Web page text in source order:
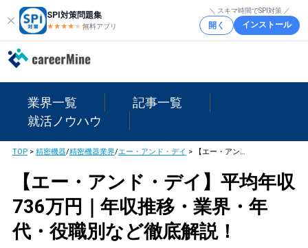
SPI対策問題集
★★★★ ★★
無料アプリ
＼ スキマ時間でSPI対策 ／
開く インストール
業界一覧
記事一覧
就活ノウハウ
TOP> 精密機器/精密機器業界/エー・アンド・デイ > 【エー・アンド・デイ】平均年収736万円｜年収推移・業界・年代・役職別など徹底解説！
【エー・アンド・デイ】平均年収
736万円｜年収推移・業界・年
代・役職別など徹底解説！